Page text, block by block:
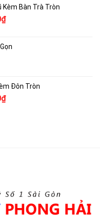
là:
1,200,000₫.
Kèm Bàn Trà Tròn
₫Giá
là:
Đôn Tròn
₫Giá